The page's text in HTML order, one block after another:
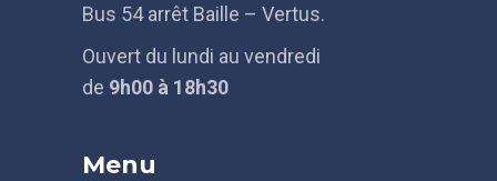
Bus 54 arrêt Baille – Vertus.
Ouvert du lundi au vendredi
de 9h00 à 18h30
Menu